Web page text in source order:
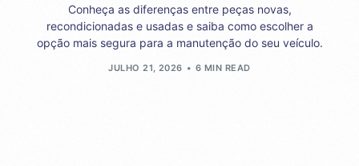
Conheça as diferenças entre peças novas,
recondicionadas e usadas e saiba como escolher a
opção mais segura para a manutenção do seu veículo.
JULHO 21, 2026 6 MIN READ